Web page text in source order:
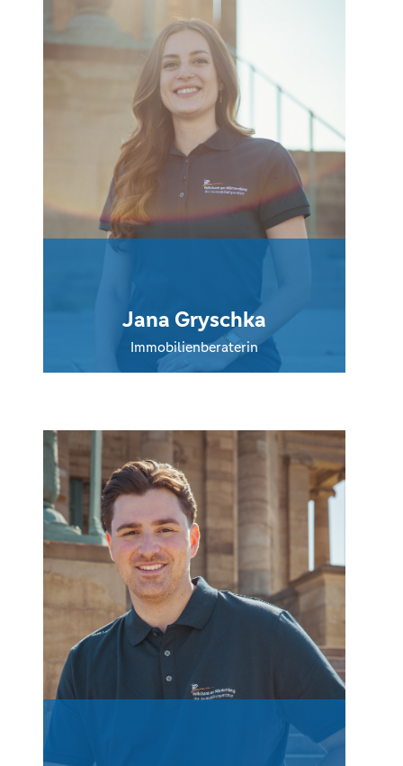
Jana Gryschka
Immobilienberaterin